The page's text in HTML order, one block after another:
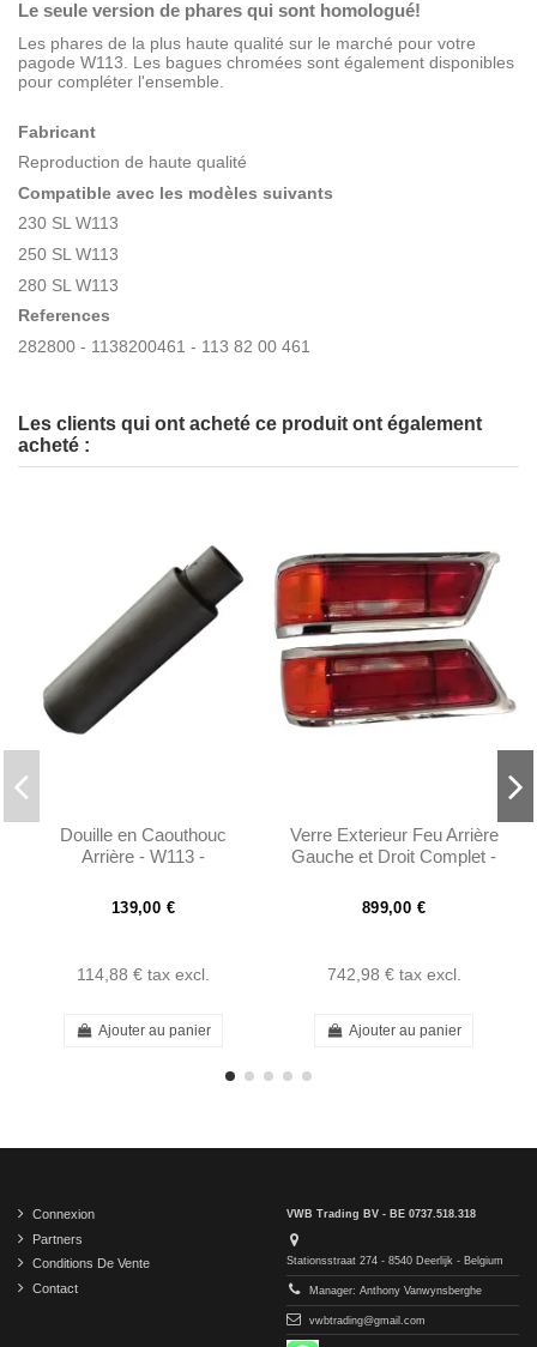
Le seule version de phares qui sont homologué!
Les phares de la plus haute qualité sur le marché pour votre
pagode W113. Les bagues chromées sont également disponibles
pour compléter l'ensemble.
Fabricant
Reproduction de haute qualité
Compatible avec les modèles suivants
230 SL W113
250 SL W113
280 SL W113
References
282800 - 1138200461 - 113 82 00 461
Les clients qui ont acheté ce produit ont également
acheté :
Douille en Caouthouc
Arrière - W113 -
139,00 €
114,88 € tax excl.
Ajouter au panier
Verre Exterieur Feu Arrière
Gauche et Droit Complet -
280SL...
899,00 €
742,98 € tax excl.
Ajouter au panier
Connexion
Partners
Conditions De Vente
Contact
VWB Trading BV - BE 0737.518.318
Stationsstraat 274 - 8540 Deerlijk - Belgium
Manager: Anthony Vanwynsberghe
vwbtrading@gmail.com